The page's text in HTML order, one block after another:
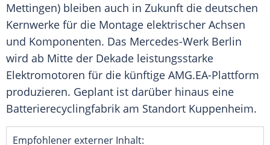
Mettingen) bleiben auch in Zukunft die deutschen
Kernwerke für die Montage elektrischer Achsen
und Komponenten. Das Mercedes-Werk Berlin
wird ab Mitte der Dekade leistungsstarke
Elektromotoren für die künftige AMG.EA-Plattform
produzieren. Geplant ist darüber hinaus eine
Batterierecyclingfabrik am Standort Kuppenheim.
Empfohlener externer Inhalt: